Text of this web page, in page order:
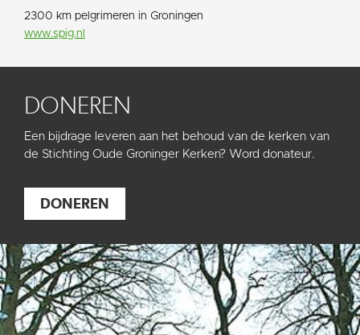
2300 km pelgrimeren in Groningen
www.spig.nl
DONEREN
Een bijdrage leveren aan het behoud van de kerken van
de Stichting Oude Groninger Kerken? Word donateur.
DONEREN